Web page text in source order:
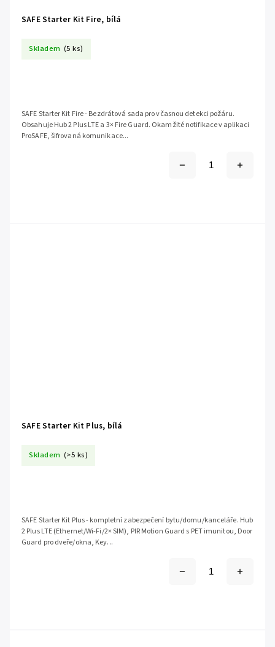
SAFE Starter Kit Fire, bílá
Skladem (5 ks)
SAFE Starter Kit Fire - Bezdrátová sada pro včasnou detekci požáru.
Obsahuje Hub 2 Plus LTE a 3× Fire Guard. Okamžité notifikace v aplikaci
ProSAFE, šifrovaná komunikace...
SAFE Starter Kit Plus, bílá
Skladem (>5 ks)
SAFE Starter Kit Plus - kompletní zabezpečení bytu/domu/kanceláře. Hub
2 Plus LTE (Ethernet/Wi-Fi/2× SIM), PIR Motion Guard s PET imunitou, Door
Guard pro dveře/okna, Key...